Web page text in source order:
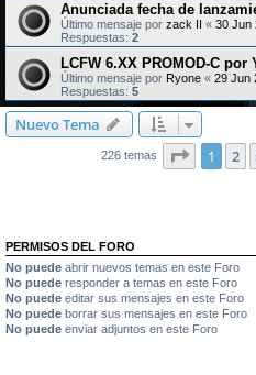
Anunciada fecha de
Último mensaje por zack II « 30 Jun
Respuestas: 2
LCFW 6.XX PROMOD-C por
Último mensaje por Ryone « 29 Jun
Respuestas: 5
Nuevo Tema
226 temas Página
1 2
PERMISOS DEL FORO
No puede abrir nuevos temas en este Foro
No puede responder a temas en este Foro
No puede editar sus mensajes en este Foro
No puede borrar sus mensajes en este Foro
No puede enviar adjuntos en este Foro